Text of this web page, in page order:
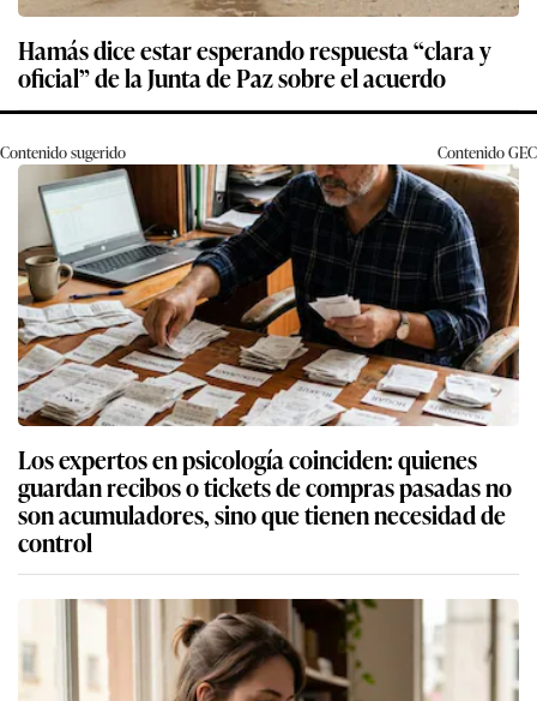
Hamás dice estar esperando respuesta “clara y
oficial” de la Junta de Paz sobre el acuerdo
Contenido sugerido ContenidoGEC
Los expertos en psicología coinciden: quienes
guardan recibos o tickets de compras pasadas no
son acumuladores, sino que tienen necesidad de
control